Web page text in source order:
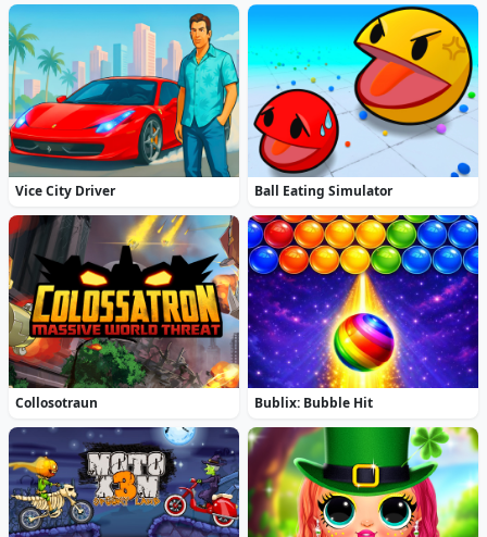
Vice City Driver Ball Eating Simulator
Collosotraun Bublix: Bubble Hit